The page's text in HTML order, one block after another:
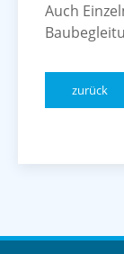
Auch
zurück